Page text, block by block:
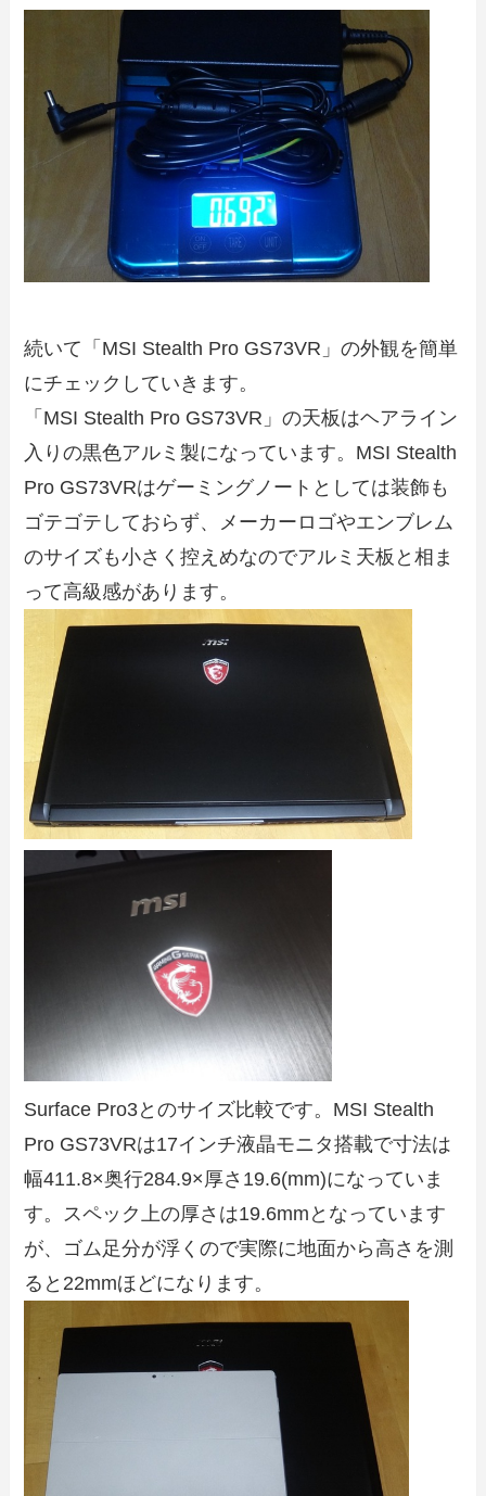
続いて「MSI Stealth Pro GS73VR」の外観を簡単
にチェックしていきます。
「MSI Stealth Pro GS73VR」の天板はヘアライン
入りの黒色アルミ製になっています。MSI Stealth
Pro GS73VRはゲーミングノートとしては装飾も
ゴテゴテしておらず、メーカーロゴやエンブレム
のサイズも小さく控えめなのでアルミ天板と相ま
って高級感があります。
Surface Pro3とのサイズ比較です。MSI Stealth
Pro GS73VRは17インチ液晶モニタ搭載で寸法は
幅411.8×奥行284.9×厚さ19.6(mm)になっていま
す。スペック上の厚さは19.6mmとなっています
が、ゴム足分が浮くので実際に地面から高さを測
ると22mmほどになります。